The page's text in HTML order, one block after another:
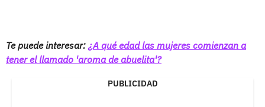
Te puede interesar: ¿A qué edad las mujeres comienzan a
tener el llamado 'aroma de abuelita'?
PUBLICIDAD